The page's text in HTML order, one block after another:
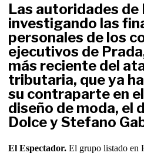
Las autoridades de
investigando las
personales de los
ejecutivos de
más reciente del
tributaria, que ya
su contraparte en
diseño de moda, el
Dolce y Stefano
El Espectador.El grupo listado en